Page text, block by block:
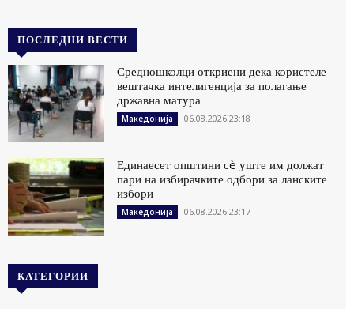
ПОСЛЕДНИ ВЕСТИ
Средношколци откриени дека користеле
вештачка интелигенција за полагање
државна матура
Македонија 06.08.2026 23:18
Единаесет општини сè уште им должат
пари на избирачките одбори за ланските
избори
Македонија 06.08.2026 23:17
КАТЕГОРИИ